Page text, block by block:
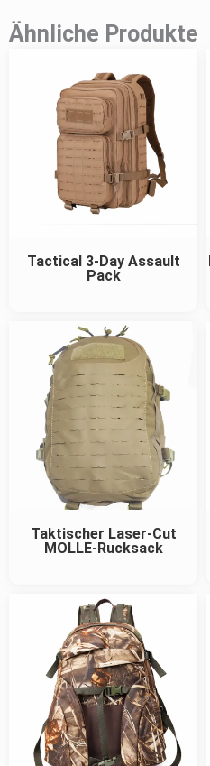
Ähnliche Produkte
Tactical 3-Day Assault
Pack
Taktischer Laser-Cut
MOLLE-Rucksack